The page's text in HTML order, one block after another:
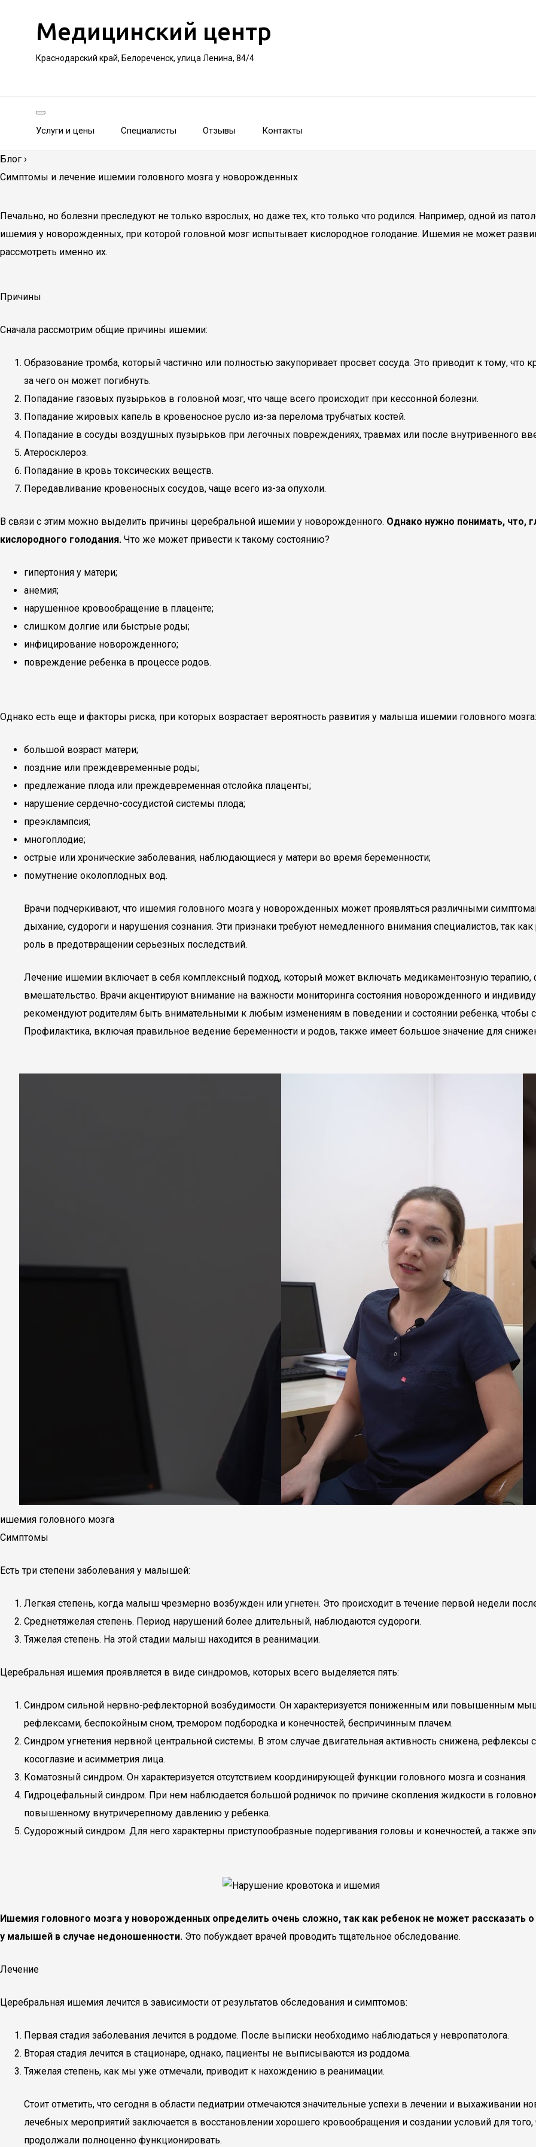
Медицинский центр
Краснодарский край, Белореченск, улица Ленина, 84/4
Услуги и цены Специалисты Отзывы Контакты
Блог ›
Симптомы и лечение ишемии головного мозга у новорожденных
Печально, но болезни преследуют не только взрослых, но даже тех, кто только что родился. Например, одной из
ишемия у новорожденных, при которой головной мозг испытывает кислородное голодание. Ишемия не может
рассмотреть именно их.
Причины
Сначала рассмотрим общие причины ишемии:
Образование тромба, который частично или полностью закупоривает просвет сосуда. Это приводит к тому, что
за чего он может погибнуть.
Попадание газовых пузырьков в головной мозг, что чаще всего происходит при кессонной болезни.
Попадание жировых капель в кровеносное русло из-за перелома трубчатых костей.
Попадание в сосуды воздушных пузырьков при легочных повреждениях, травмах или после внутривенного
Атеросклероз.
Попадание в кровь токсических веществ.
Передавливание кровеносных сосудов, чаще всего из-за опухоли.
В связи с этим можно выделить причины церебральной ишемии у новорожденного. Однако нужно понимать, что,
кислородного голодания. Что же может привести к такому состоянию?
гипертония у матери;
анемия;
нарушенное кровообращение в плаценте;
слишком долгие или быстрые роды;
инфицирование новорожденного;
повреждение ребенка в процессе родов.
Однако есть еще и факторы риска, при которых возрастает вероятность развития у малыша ишемии головного мозга:
большой возраст матери;
поздние или преждевременные роды;
предлежание плода или преждевременная отслойка плаценты;
нарушение сердечно-сосудистой системы плода;
преэклампсия;
многоплодие;
острые или хронические заболевания, наблюдающиеся у матери во время беременности;
помутнение околоплодных вод.
Врачи подчеркивают, что ишемия головного мозга у новорожденных может проявляться различными
дыхание, судороги и нарушения сознания. Эти признаки требуют немедленного внимания специалистов, так
роль в предотвращении серьезных последствий.
Лечение ишемии включает в себя комплексный подход, который может включать медикаментозную терапию,
вмешательство. Врачи акцентируют внимание на важности мониторинга состояния новорожденного и
рекомендуют родителям быть внимательными к любым изменениям в поведении и состоянии ребенка, чтобы
Профилактика, включая правильное ведение беременности и родов, также имеет большое значение для
ишемия головного мозга
Симптомы
Есть три степени заболевания у малышей:
Легкая степень, когда малыш чрезмерно возбужден или угнетен. Это происходит в течение первой недели
Среднетяжелая степень. Период нарушений более длительный, наблюдаются судороги.
Тяжелая степень. На этой стадии малыш находится в реанимации.
Церебральная ишемия проявляется в виде синдромов, которых всего выделяется пять:
Синдром сильной нервно-рефлекторной возбудимости. Он характеризуется пониженным или повышенным
рефлексами, беспокойным сном, тремором подбородка и конечностей, беспричинным плачем.
Синдром угнетения нервной центральной системы. В этом случае двигательная активность снижена, рефлексы
косоглазие и асимметрия лица.
Коматозный синдром. Он характеризуется отсутствием координирующей функции головного мозга и сознания.
Гидроцефальный синдром. При нем наблюдается большой родничок по причине скопления жидкости в
повышенному внутричерепному давлению у ребенка.
Судорожный синдром. Для него характерны приступообразные подергивания головы и конечностей, а также
Ишемия головного мозга у новорожденных определить очень сложно, так как ребенок не может рассказать
у малышей в случае недоношенности. Это побуждает врачей проводить тщательное обследование.
Лечение
Церебральная ишемия лечится в зависимости от результатов обследования и симптомов:
Первая стадия заболевания лечится в роддоме. После выписки необходимо наблюдаться у невропатолога.
Вторая стадия лечится в стационаре, однако, пациенты не выписываются из роддома.
Тяжелая степень, как мы уже отмечали, приводит к нахождению в реанимации.
Стоит отметить, что сегодня в области педиатрии отмечаются значительные успехи в лечении и
лечебных мероприятий заключается в восстановлении хорошего кровообращения и создании условий для
продолжали полноценно функционировать.